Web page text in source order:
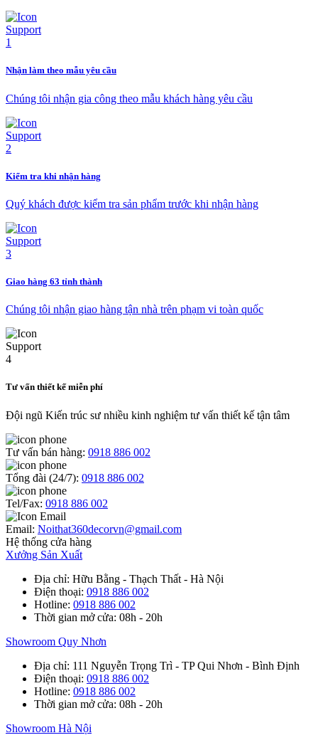
Nhận làm theo mẫu yêu cầu
Chúng tôi nhận gia công theo mẫu khách hàng yêu cầu
Kiểm tra khi nhận hàng
Quý khách được kiểm tra sản phẩm trước khi nhận hàng
Giao hàng 63 tỉnh thành
Chúng tôi nhận giao hàng tận nhà trên phạm vi toàn quốc
Tư vấn thiết kế miễn phí
Đội ngũ Kiến trúc sư nhiều kinh nghiệm tư vấn thiết kế tận tâm
Tư vấn bán hàng: 0918 886 002
Tổng đài (24/7): 0918 886 002
Tel/Fax: 0918 886 002
Email: Noithat360decorvn@gmail.com
Hệ thống cửa hàng
Xưởng Sản Xuất
Địa chỉ: Hữu Bằng - Thạch Thất - Hà Nội
Điện thoại: 0918 886 002
Hotline: 0918 886 002
Thời gian mở cửa: 08h - 20h
Showroom Quy Nhơn
Địa chỉ: 111 Nguyễn Trọng Trì - TP Qui Nhơn - Bình Định
Điện thoại: 0918 886 002
Hotline: 0918 886 002
Thời gian mở cửa: 08h - 20h
Showroom Hà Nội